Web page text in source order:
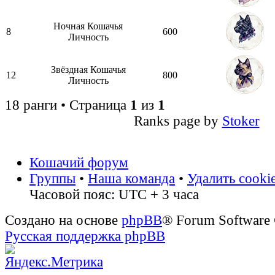
8
Ночная Кошачья
Личность
600
12
Звёздная Кошачья
Личность
800
18 ранги • Страница 1 из 1
Ranks page by Stoker
Кошачий форум
Группы • Наша команда • Удалить
Часовой пояс: UTC + 3 часа
Создано на основе phpBB® Forum
Русская поддержка phpBB